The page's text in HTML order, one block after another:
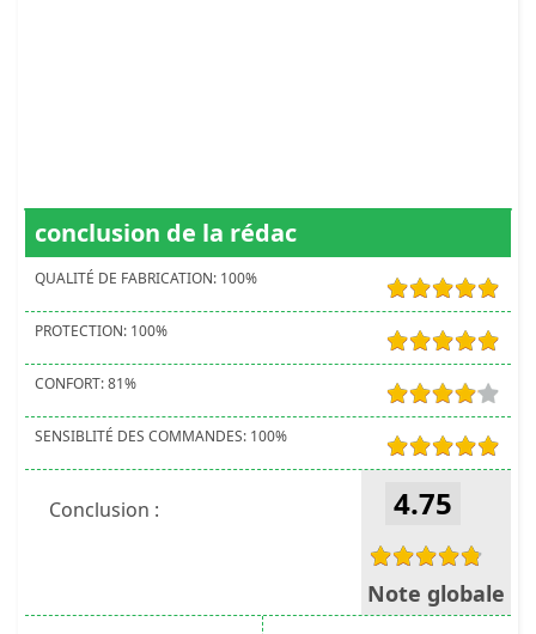
conclusion de la rédac
QUALITÉ DE FABRICATION: 100%
PROTECTION: 100%
CONFORT:81%
SENSIBLITÉ DES COMMANDES: 100%
4.75
Note globale
Conclusion :